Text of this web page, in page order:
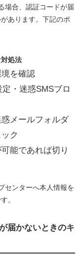
場合、認証コードが届
あります。下記のポ
処法
を確認
・迷惑SMSブロ
メールフォルダ
ク
能であれば切り
センターへ本人情報を
。
届かないときのキ